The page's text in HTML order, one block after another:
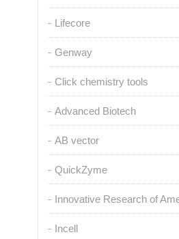
Lifecore
Genway
Click chemistry tools
Advanced Biotech
AB vector
QuickZyme
Innovative Research of
Incell